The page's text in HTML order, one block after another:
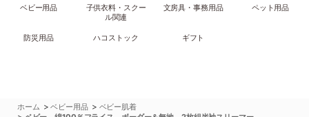
ベビー用品
子供衣料・スクー
ル関連
文房具・事務用品 ペット用品
防災用品 ハコストック ギフト
ホーム >ベビー用品 > ベビー肌着